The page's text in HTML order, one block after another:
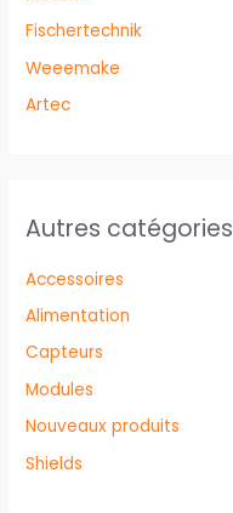
Fischertechnik
Weeemake
Artec
Autres catégories
Accessoires
Alimentation
Capteurs
Modules
Nouveaux produits
Shields